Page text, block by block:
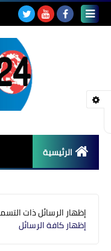
الرئيسية
‏إظهار الرسائل ذات
إظهار كافة الرسائل